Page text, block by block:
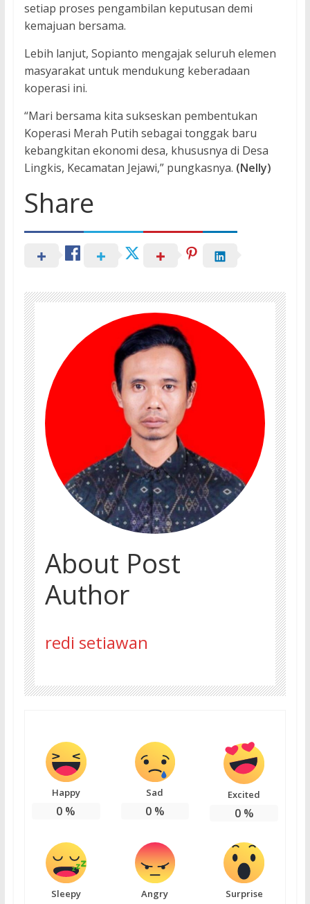
setiap proses pengambilan keputusan demi
kemajuan bersama.
Lebih lanjut, Sopianto mengajak seluruh elemen
masyarakat untuk mendukung keberadaan
koperasi ini.
“Mari bersama kita sukseskan pembentukan
Koperasi Merah Putih sebagai tonggak baru
kebangkitan ekonomi desa, khususnya di Desa
Lingkis, Kecamatan Jejawi,” pungkasnya. (Nelly)
Share
About Post
Author
redi setiawan
Happy
0 %
Sad
0%
Excited
0%
Sleepy Angry Surprise